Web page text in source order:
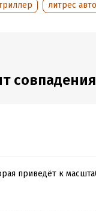
чтение: 5ч.
литрес
приведёт к